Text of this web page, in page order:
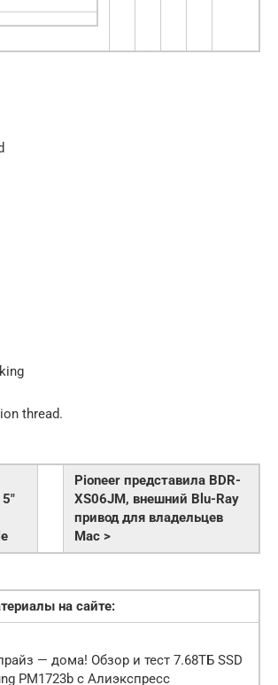
thread.
Pioneer представила BDR-
XS06JM, внешний Blu-Ray
привод для владельцев
Mac >
на сайте:
— дома! Обзор и тест 7.68ТБ SSD
PM1723b с Алиэкспресс